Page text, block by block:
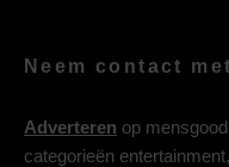
Neem contact
Adverteren op
categorieën